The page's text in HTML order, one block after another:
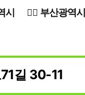
시 부산광역시